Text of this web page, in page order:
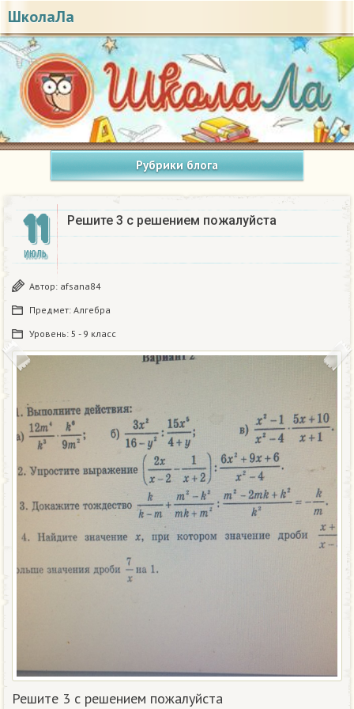
ШколаЛа
Рубрики блога
11
ИЮЛЬ
Решите 3 с решением пожалуйста
Автор: afsana84
Предмет: Алгебра
Уровень: 5 - 9 класс
Решите 3 с решением пожалуйста